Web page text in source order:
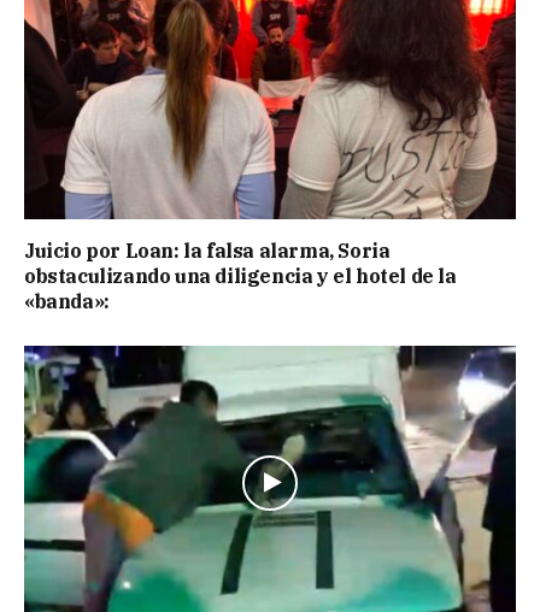
Juicio por Loan: la falsa alarma, Soria
obstaculizando una diligencia y el hotel de la
«banda»: